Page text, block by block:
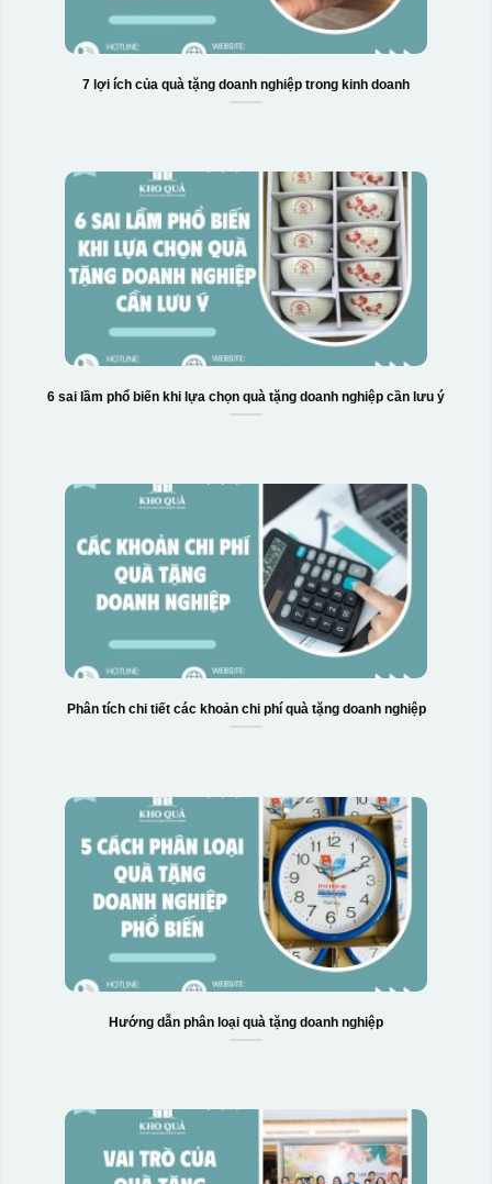
Hộp xi bình giữ nhiệt
7 lợi ích của quà tặng doanh nghiệp trong kinh doanh
6 sai lầm phổ biến khi lựa chọn quà tặng doanh nghiệp cần lưu ý
Phân tích chi tiết các khoản chi phí quà tặng doanh nghiệp
Hướng dẫn phân loại quà tặng doanh nghiệp